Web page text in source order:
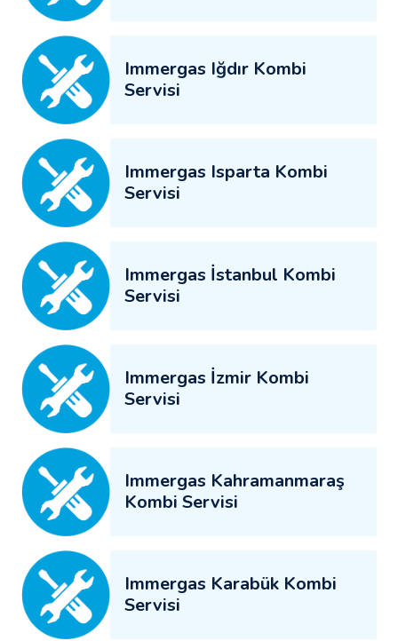
Immergas Iğdır Kombi
Servisi
Immergas Isparta Kombi
Servisi
Immergas İstanbul Kombi
Servisi
Immergas İzmir Kombi
Servisi
Immergas Kahramanmaraş
Kombi Servisi
Immergas Karabük Kombi
Servisi